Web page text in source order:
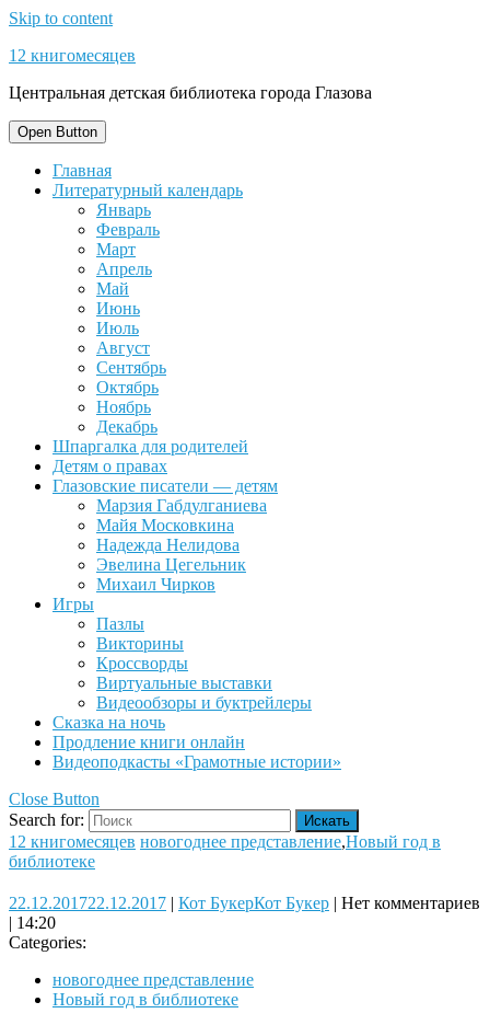
Skip to content
12 книгомесяцев
Центральная детская библиотека города Глазова
Open Button
Главная
Литературный календарь
Январь
Февраль
Март
Апрель
Май
Июнь
Июль
Август
Сентябрь
Октябрь
Ноябрь
Декабрь
Шпаргалка для родителей
Детям о правах
Глазовские писатели — детям
Марзия Габдулганиева
Майя Московкина
Надежда Нелидова
Эвелина Цегельник
Михаил Чирков
Игры
Пазлы
Викторины
Кроссворды
Виртуальные выставки
Видеообзоры и буктрейлеры
Сказка на ночь
Продление книги онлайн
Видеоподкасты «Грамотные истории»
Close Button
Search for:
12 книгомесяцев новогоднее представление,Новый год в
библиотеке
22.12.201722.12.2017 | Кот БукерКот Букер | Нет комментариев
| 14:20
Categories:
новогоднее представление
Новый год в библиотеке